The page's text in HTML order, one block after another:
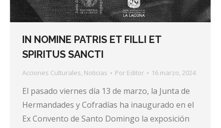
IN NOMINE PATRIS ET FILLI ET
SPIRITUS SANCTI
Acciones Culturales, Noticias Por Editor 16 marzo, 2024
El pasado viernes día 13 de marzo, la Junta de
Hermandades y Cofradías ha inaugurado en el
Ex Convento de Santo Domingo la exposición